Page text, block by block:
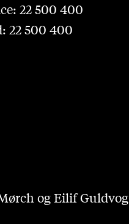
22 500 400
22 500 400
og Eilif Guldvog